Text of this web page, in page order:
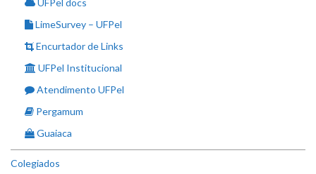
LimeSurvey – UFPel
Encurtador de Links
UFPel Institucional
Atendimento UFPel
Pergamum
Guaiaca
Colegiados